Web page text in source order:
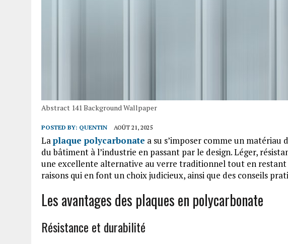
Abstract 141 Background Wallpaper
POSTED BY: QUENTIN AOÛT 21, 2025
Laplaque polycarbonate a su s’imposer comme un matériau
du bâtiment à l’industrie en passant par le design. Léger,
une excellente alternative au verre traditionnel tout en restant
raisons qui en font un choix judicieux, ainsi que des conseils
Les avantages des plaques en polycarbonate
Résistance et durabilité